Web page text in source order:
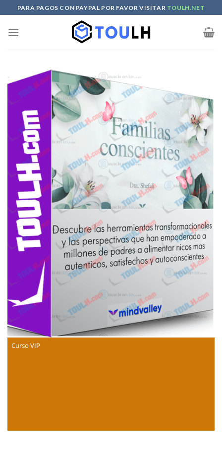
to
content
PARA PAGOS CON PAYPAL POR FAVOR VISITAR TOULH.NET
Curso VIP